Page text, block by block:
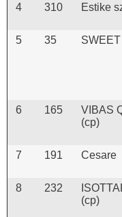
4
310 Estike
5
35
6 165
VIBAS
(cp)
7 191 Cesare
8
232
(cp)